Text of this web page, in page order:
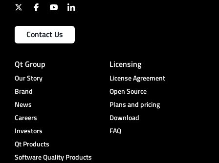
Contact Us
Qt Group
Our Story
Brand
News
Careers
Investors
Qt Products
Software Quality Products
Licensing
License Agreement
Open Source
Plans and pricing
Download
FAQ